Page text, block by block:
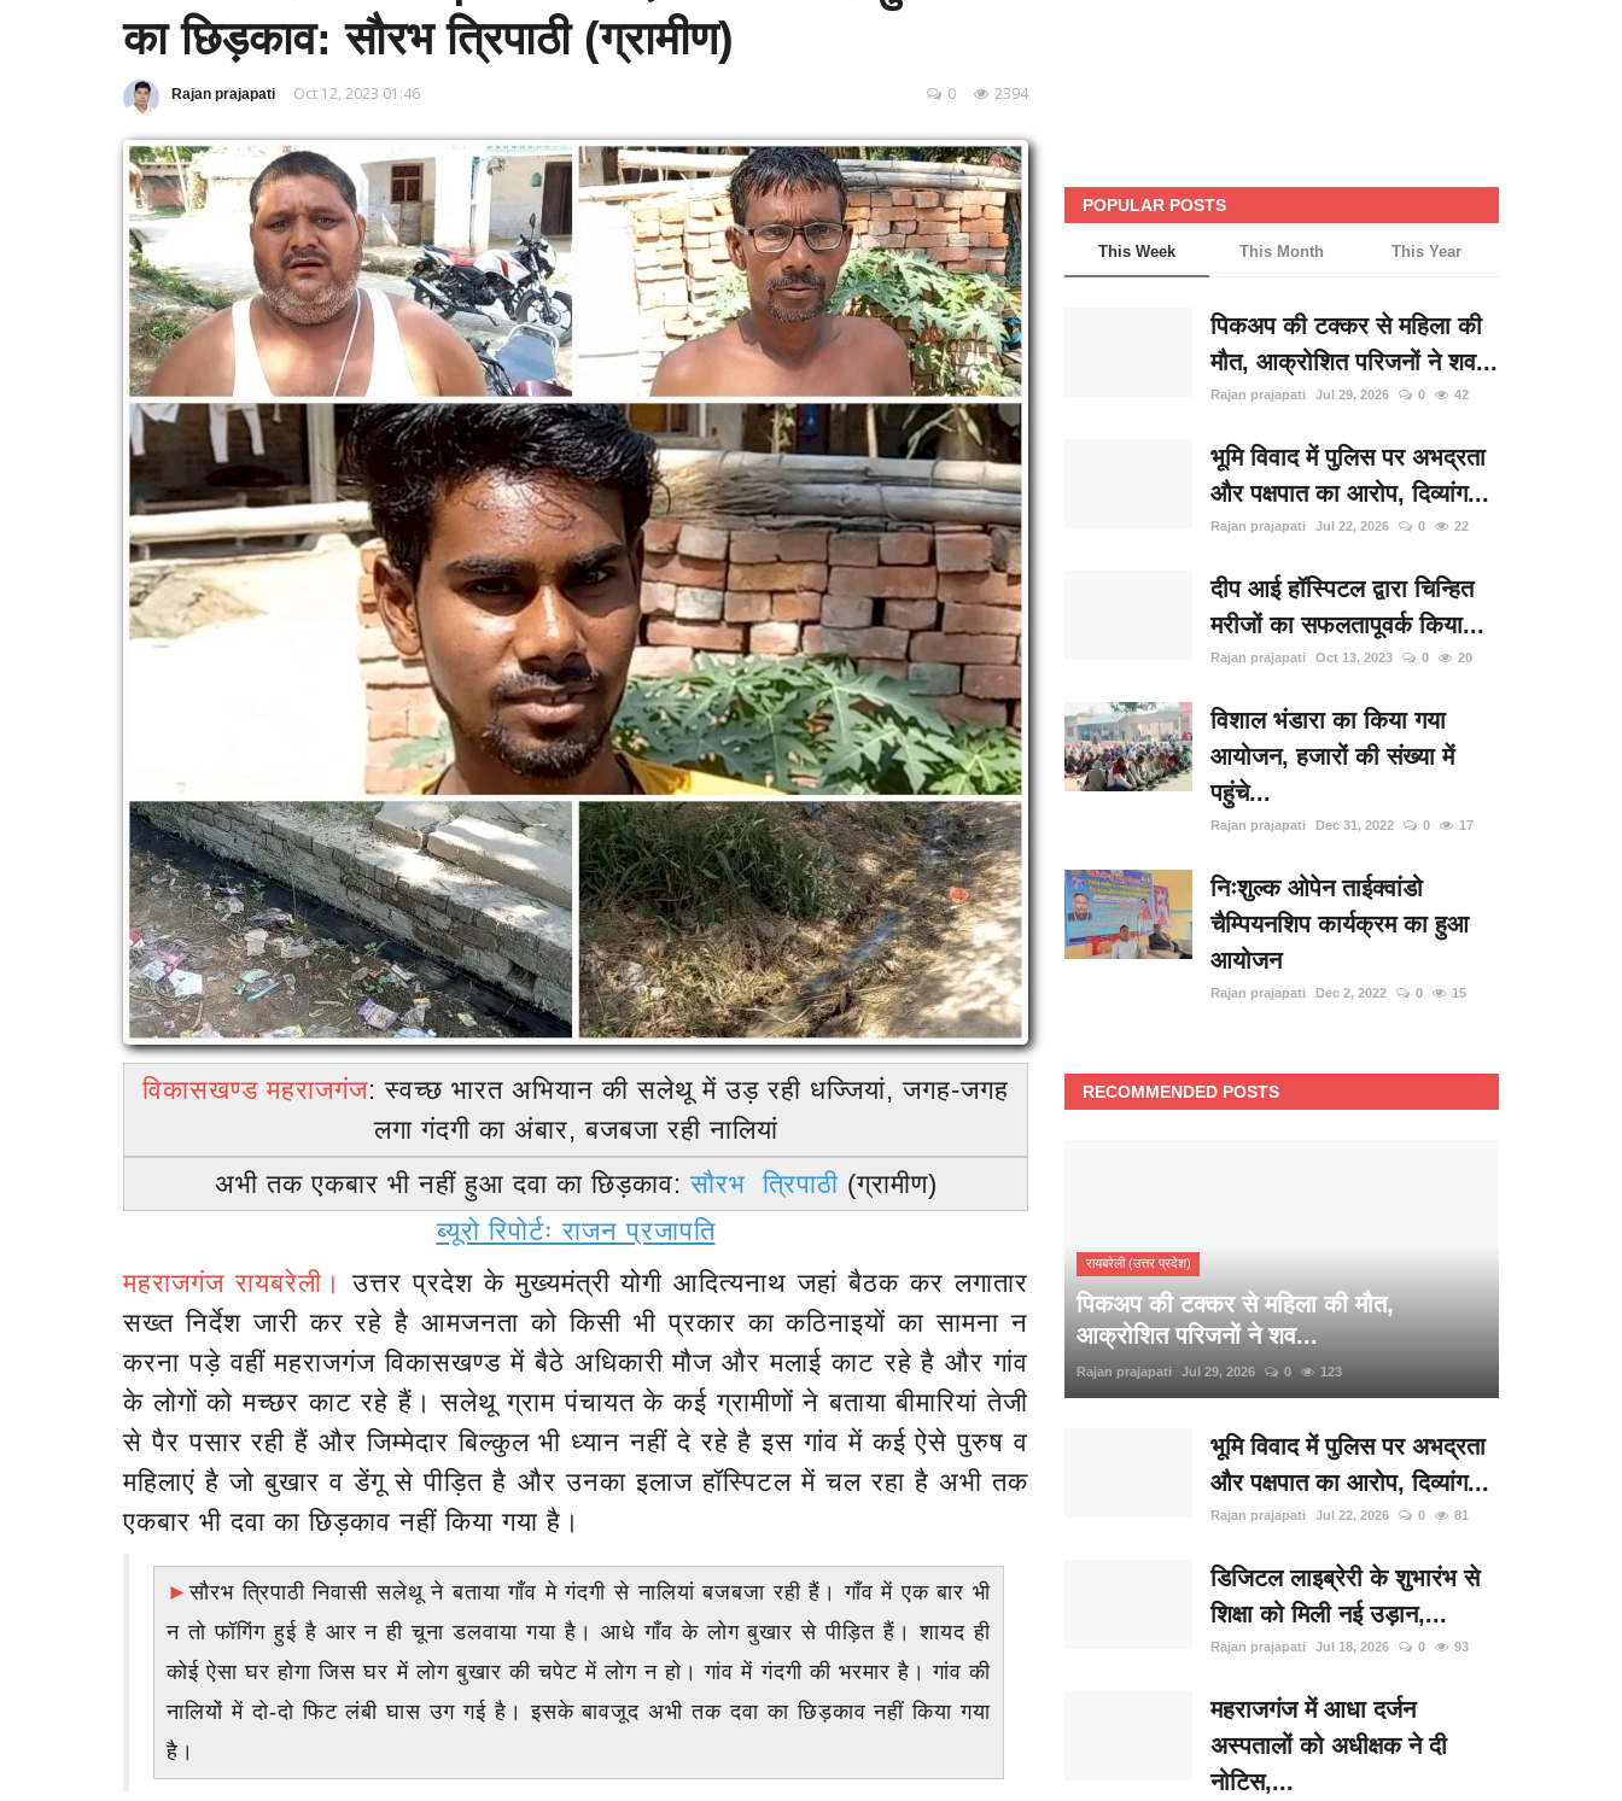
का छिड़काव: सौरभ त्रिपाठी (ग्रामीण)
Rajan prajapati Oct 12, 2023 01:46 2394
0
विकासखण्ड महराजगंज: स्वच्छ भारत अभियान की सलेथू में उड़ रही धज्जियां, जगह-जगह
लगा गंदगी का अंबार, बजबजा रही नालियां
अभी तक एकबार भी नहीं हुआ दवा का छिड़काव:सौरभ त्रिपाठी(ग्रामीण)
ब्यूरो रिपोर्टः राजन प्रजापति
महराजगंज रायबरेली। उत्तर प्रदेश के मुख्यमंत्री योगी आदित्यनाथ जहां बैठक कर लगातार
सख्त निर्देश जारी कर रहे है आमजनता को किसी भी प्रकार का कठिनाइयों का सामना न
करना पड़े वहीं महराजगंज विकासखण्ड में बैठे अधिकारी मौज और मलाई काट रहे है और गांव
के लोगों को मच्छर काट रहे हैं। सलेथू ग्राम पंचायत के कई ग्रामीणों ने बताया बीमारियां तेजी
से पैर पसार रही हैं और जिम्मेदार बिल्कुल भी ध्यान नहीं दे रहे है इस गांव में कई ऐसे पुरुष व
महिलाएं है जो बुखार व डेंगू से पीड़ित है और उनका इलाज हॉस्पिटल में चल रहा है अभी तक
एकबार भी दवा का छिड़काव नहीं किया गया है।
►सौरभ त्रिपाठी निवासी सलेथू ने बताया गाँव मे गंदगी से नालियां बजबजा रही हैं। गाँव में एक बार भी
न तो फॉगिंग हुई है आर न ही चूना डलवाया गया है। आधे गाँव के लोग बुखार से पीड़ित हैं। शायद ही
कोई ऐसा घर होगा जिस घर में लोग बुखार की चपेट में लोग न हो। गांव में गंदगी की भरमार है। गांव की
नालियों में दो-दो फिट लंबी घास उग गई है। इसके बावजूद अभी तक दवा का छिड़काव नहीं किया गया
है।
POPULAR POSTS
This Week This Month This Year
पिकअप की टक्कर से महिला की
मौत, आक्रोशित परिजनों ने शव...
Rajan prajapati Jul 29, 2026 0 42
भूमि विवाद में पुलिस पर अभद्रता
और पक्षपात का आरोप, दिव्यांग...
Rajan prajapati Jul 22, 2026 0 22
दीप आई हॉस्पिटल द्वारा चिन्हित
मरीजों का सफलतापूवर्क किया...
Rajan prajapati Oct 13, 2023 0 20
विशाल भंडारा का किया गया
आयोजन, हजारों की संख्या में
पहुंचे...
Rajan prajapati Dec 31, 2022 0 17
निःशुल्क ओपेन ताईक्वांडो
चैम्पियनशिप कार्यक्रम का हुआ
आयोजन
Rajan prajapati Dec 2, 2022 0 15
RECOMMENDED POSTS
रायबरेली (उत्तर प्रदेश)
पिकअप की टक्कर से महिला की मौत,
आक्रोशित परिजनों ने शव...
Rajan prajapati Jul 29, 2026 0 123
भूमि विवाद में पुलिस पर अभद्रता
और पक्षपात का आरोप, दिव्यांग...
Rajan prajapati Jul 22, 2026 0 81
डिजिटल लाइब्रेरी के शुभारंभ से
शिक्षा को मिली नई उड़ान,...
Rajan prajapati Jul 18, 2026 0 93
महराजगंज में आधा दर्जन
अस्पतालों को अधीक्षक ने दी
नोटिस,...